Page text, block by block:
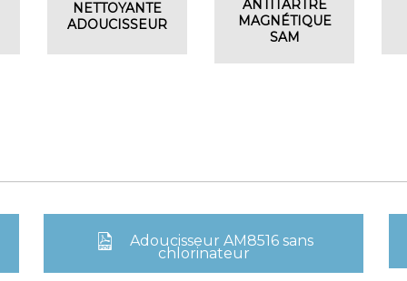
NETTOYANTE
ADOUCISSEUR
ANTITARTRE
MAGNÉTIQUE
SAM
Adoucisseur AM8516 sans
chlorinateur